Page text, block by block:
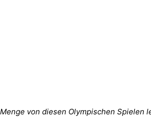
Menge von diesen Olympischen Spielen